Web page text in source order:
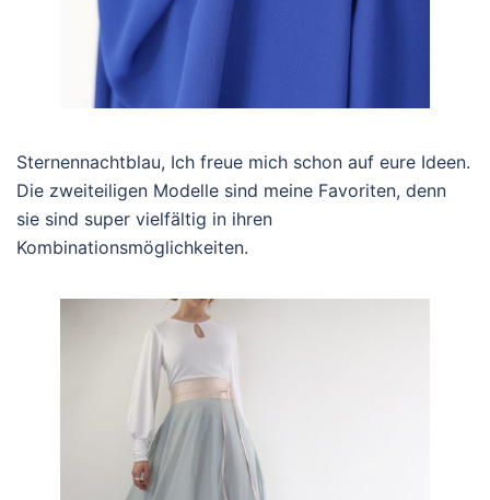
Sternennachtblau, Ich freue mich schon auf eure Ideen.
Die zweiteiligen Modelle sind meine Favoriten, denn
sie sind super vielfältig in ihren
Kombinationsmöglichkeiten.